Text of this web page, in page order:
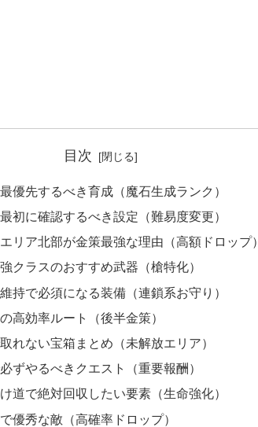
目次
優先するべき育成（魔石生成ランク）
初に確認するべき設定（難易度変更）
リア北部が金策最強な理由（高額ドロップ）
クラスのおすすめ武器（槍特化）
持で必須になる装備（連鎖系お守り）
高効率ルート（後半金策）
れない宝箱まとめ（未解放エリア）
ずやるべきクエスト（重要報酬）
道で絶対回収したい要素（生命強化）
優秀な敵（高確率ドロップ）